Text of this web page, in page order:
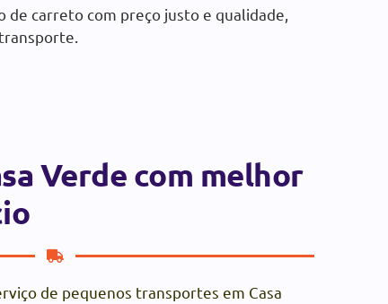
carreto com preço justo e qualidade,
Verde com melhor
de pequenos transportes em Casa